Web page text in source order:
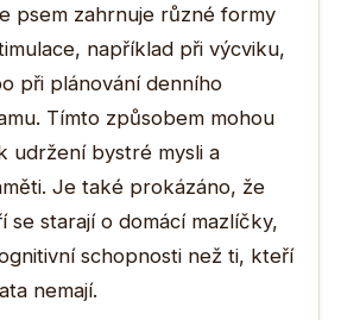
psem zahrnuje různé formy
například při výcviku,
při plánování denního
Tímto způsobem mohou
udržení bystré mysli a
Je také prokázáno, že
se starají o domácí mazlíčky,
schopnosti než ti, kteří
nemají.